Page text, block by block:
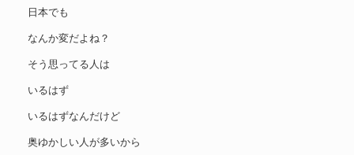
日本でも
なんか変だよね？
そう思ってる人は
いるはず
いるはずなんだけど
奥ゆかしい人が多いから